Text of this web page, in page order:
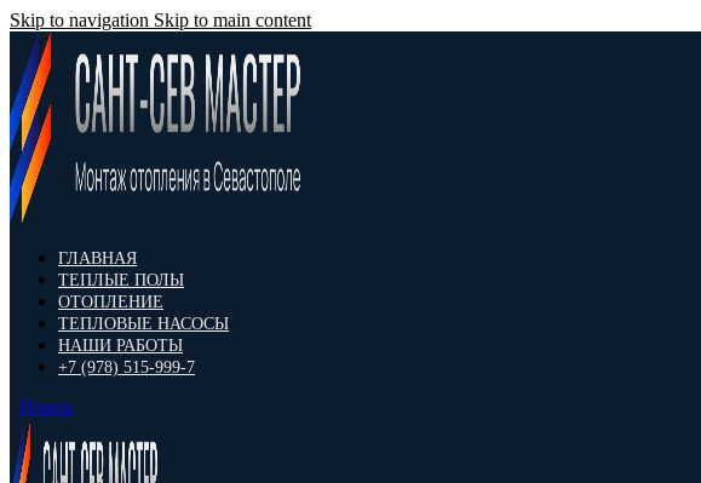
Skip to navigation Skip to main content
ГЛАВНАЯ
ТЕПЛЫЕ ПОЛЫ
ОТОПЛЕНИЕ
ТЕПЛОВЫЕ НАСОСЫ
НАШИ РАБОТЫ
+7 (978) 515-999-7
Поиск